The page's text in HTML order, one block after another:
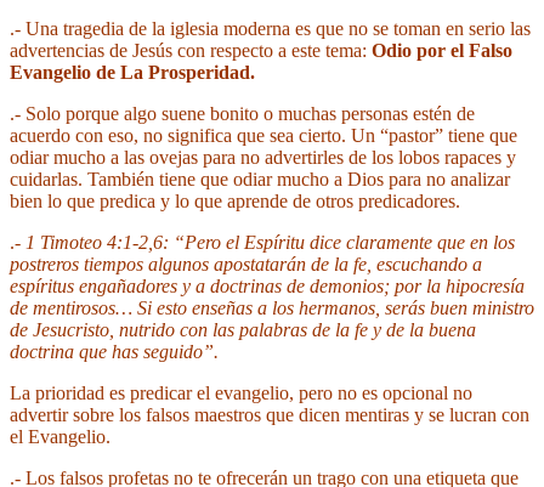
.- Una tragedia de la iglesia moderna es que no se toman en serio las
advertencias de Jesús con respecto a este tema: Odio por el Falso
Evangelio de La Prosperidad.
.- Solo porque algo suene bonito o muchas personas estén de
acuerdo con eso, no significa que sea cierto. Un “pastor” tiene que
odiar mucho a las ovejas para no advertirles de los lobos rapaces y
cuidarlas. También tiene que odiar mucho a Dios para no analizar
bien lo que predica y lo que aprende de otros predicadores.
.- 1 Timoteo 4:1-2,6: “Pero el Espíritu dice claramente que en los
postreros tiempos algunos apostatarán de la fe, escuchando a
espíritus engañadores y a doctrinas de demonios; por la hipocresía
de mentirosos… Si esto enseñas a los hermanos, serás buen ministro
de Jesucristo, nutrido con las palabras de la fe y de la buena
doctrina que has seguido”.
La prioridad es predicar el evangelio, pero no es opcional no
advertir sobre los falsos maestros que dicen mentiras y se lucran con
el Evangelio.
.- Los falsos profetas no te ofrecerán un trago con una etiqueta que